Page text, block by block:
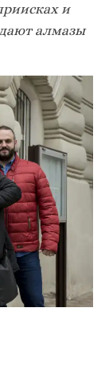
и
алмазы